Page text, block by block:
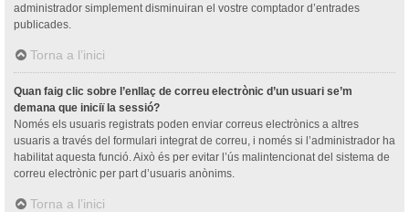
administrador simplement disminuiran el vostre comptador d’entrades
publicades.
Torna a l’inici
Quan faig clic sobre l’enllaç de correu electrònic d’un usuari se’m
demana que iniciï la sessió?
Només els usuaris registrats poden enviar correus electrònics a altres
usuaris a través del formulari integrat de correu, i només si l’administrador ha
habilitat aquesta funció. Això és per evitar l’ús malintencionat del sistema de
correu electrònic per part d’usuaris anònims.
Torna a l’inici